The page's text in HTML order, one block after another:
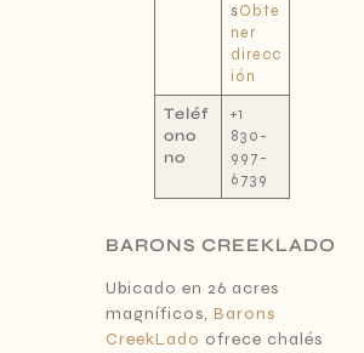
sObte
ner
direcc
ión
Teléf
ono
no
+1
830-
997-
6739
BARONS CREEKLADO
Ubicado en 26 acres
magníficos,Barons
CreekLado ofrece chalés